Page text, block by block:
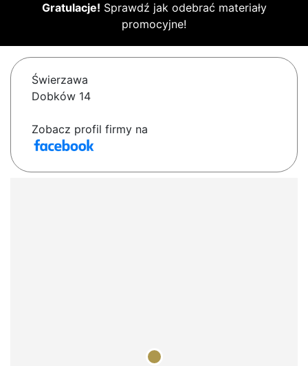
Gratulacje! Sprawdź jak odebrać materiały
promocyjne!
Świerzawa
Dobków 14
Zobacz profil firmy na